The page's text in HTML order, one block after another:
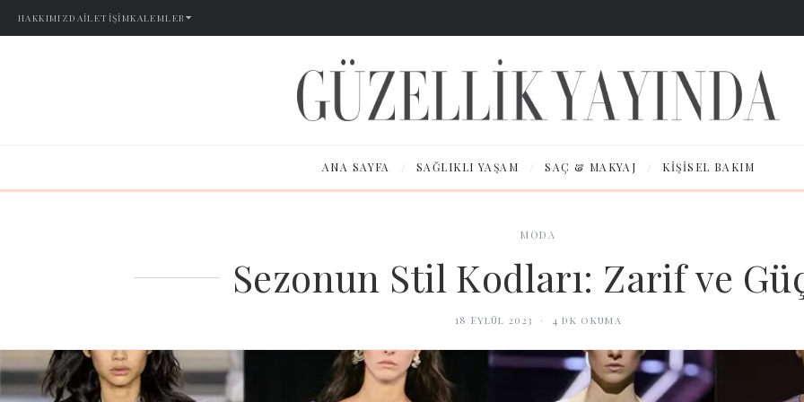
HAKKIMIZDAİLETIŞIMKALEMLER
ANA SAYFA / SAĞLIKLI YAŞAM / SAÇ & MAKYAJ / KIŞISEL BAKIM
MODA
Sezonun Stil Kodları: Zarif ve
18 Eylül 2023 · 4 dk okuma